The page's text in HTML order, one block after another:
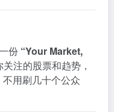
份 “Your Market,
注的股票和趋势，
用刷几十个公众